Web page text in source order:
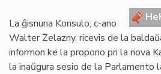
La ĝisnuna Konsulo, c-ano
Walter Zelazny, ricevis de la
informon ke la propono pri la nova
la inaŭgura sesio de la Parlamento